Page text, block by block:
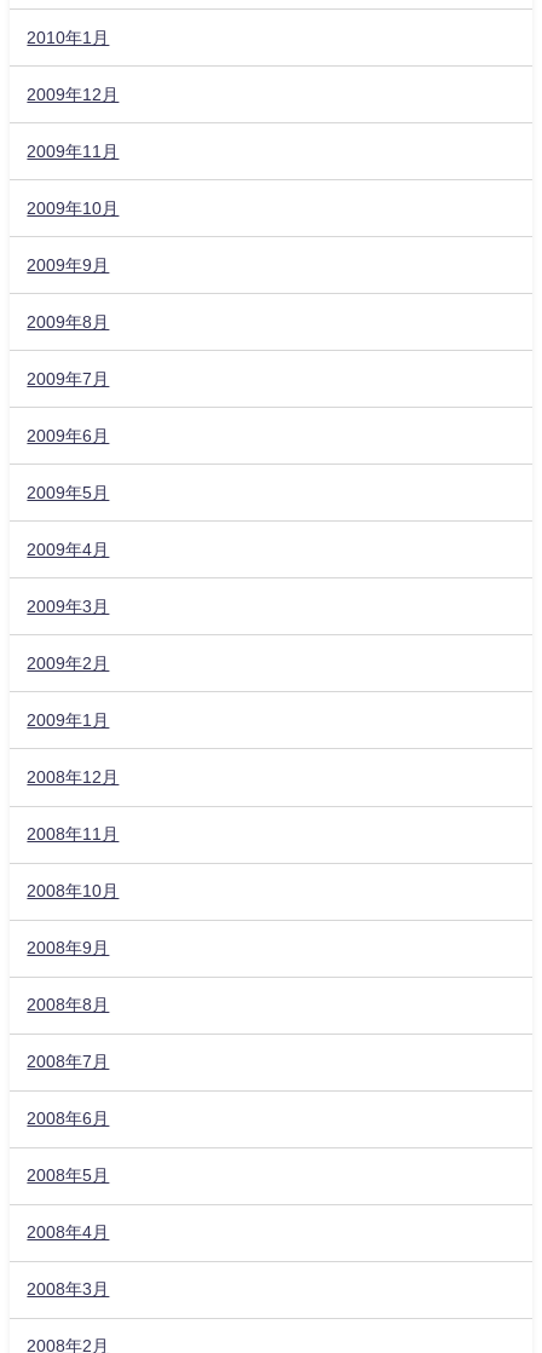
2010年1月
2009年12月
2009年11月
2009年10月
2009年9月
2009年8月
2009年7月
2009年6月
2009年5月
2009年4月
2009年3月
2009年2月
2009年1月
2008年12月
2008年11月
2008年10月
2008年9月
2008年8月
2008年7月
2008年6月
2008年5月
2008年4月
2008年3月
2008年2月